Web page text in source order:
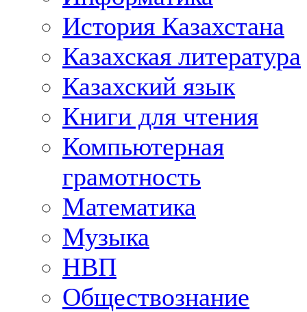
История Казахстана
Казахская литература
Казахский язык
Книги для чтения
Компьютерная
грамотность
Математика
Музыка
НВП
Обществознание